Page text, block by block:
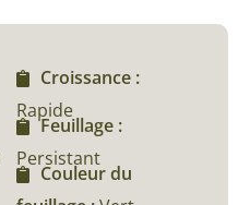
Croissance :
Rapide
Feuillage :
Persistant
Couleur du